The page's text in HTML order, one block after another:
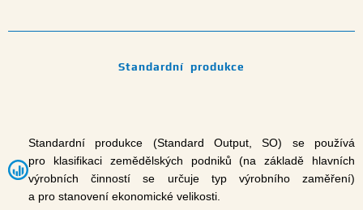
Standardní produkce
Standardní produkce (Standard Output, SO) se používá
pro klasifikaci zemědělských podniků (na základě hlavních
výrobních činností se určuje typ výrobního zaměření)
a pro stanovení ekonomické velikosti.